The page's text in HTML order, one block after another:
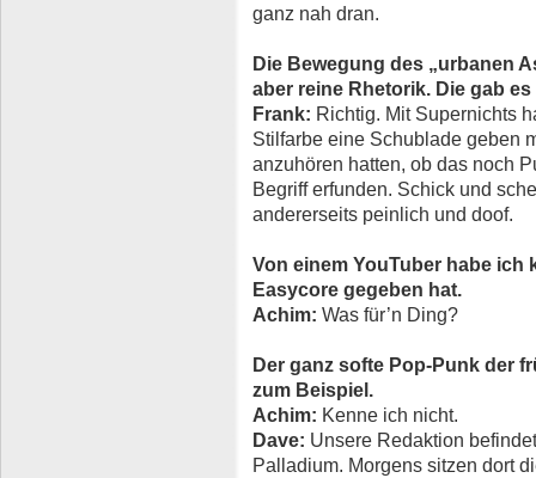
ganz nah dran.
Die Bewegung des „urbanen
aber reine Rhetorik. Die gab es
Frank: Richtig. Mit Supernichts
Stilfarbe eine Schublade geben
anzuhören hatten, ob das noch
Begriff erfunden. Schick und
andererseits peinlich und doof.
Von einem YouTuber habe
Easycore gegeben hat.
Achim: Was für’n Ding?
Der ganz softe Pop-Punk der
zum Beispiel.
Achim: Kenne ich nicht.
Dave: Unsere Redaktion
Palladium. Morgens sitzen dort